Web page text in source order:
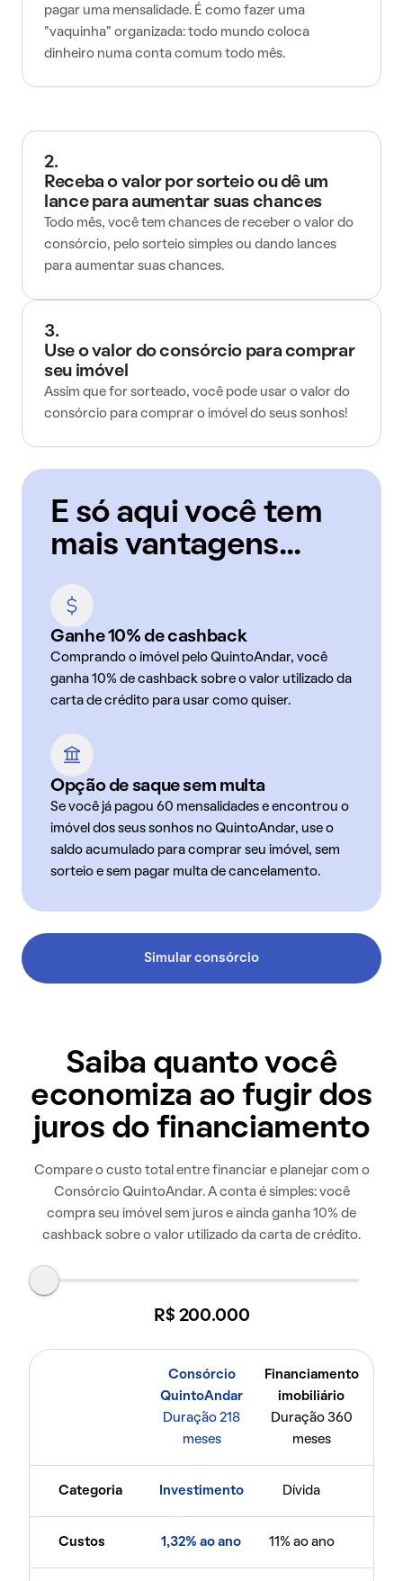
pagar uma mensalidade. É como fazer uma
"vaquinha" organizada: todo mundo coloca
dinheiro numa conta comum todo mês.
2.
Receba o valor por sorteio ou dê um
lance para aumentar suas chances
Todo mês, você tem chances de receber o valor do
consórcio, pelo sorteio simples ou dando lances
para aumentar suas chances.
3.
Use o valor do consórcio para comprar
seu imóvel
Assim que for sorteado, você pode usar o valor do
consórcio para comprar o imóvel do seus sonhos!
E só aqui você tem
mais vantagens...
Ganhe 10% de cashback
Comprando o imóvel pelo QuintoAndar, você
ganha 10% de cashback sobre o valor utilizado da
carta de crédito para usar como quiser.
Opção de saque sem multa
Se você já pagou 60 mensalidades e encontrou o
imóvel dos seus sonhos no QuintoAndar, use o
saldo acumulado para comprar seu imóvel, sem
sorteio e sem pagar multa de cancelamento.
Simular consórcio
Saiba quanto você
economiza ao fugir dos
juros do financiamento
Compare o custo total entre financiar e planejar com o
Consórcio QuintoAndar. A conta é simples: você
compra seu imóvel sem juros e ainda ganha 10% de
cashback sobre o valor utilizado da carta de crédito.
R$ 200.000
Consórcio
QuintoAndar
Duração 218
meses
Financiamento
imobiliário
Duração 360
meses
Categoria Investimento Dívida
Custos 1,32% ao ano 11% ao ano